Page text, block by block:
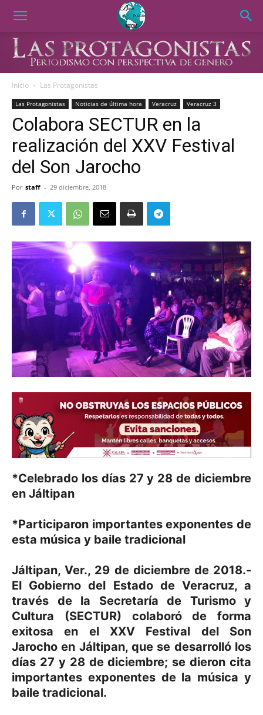
Inicio Las Protagonistas
Las Protagonistas Noticias de última hora Veracruz Veracruz 3
Colabora SECTUR en la
realización del XXV Festival
del Son Jarocho
Por staff - 29 diciembre, 2018
*Celebrado los días 27 y 28 de diciembre
en Jáltipan
*Participaron importantes exponentes de
esta música y baile tradicional
Jáltipan, Ver., 29 de diciembre de 2018.-
El Gobierno del Estado de Veracruz, a
través de la Secretaría de Turismo y
Cultura (SECTUR) colaboró de forma
exitosa en el XXV Festival del Son
Jarocho en Jáltipan, que se desarrolló los
días 27 y 28 de diciembre; se dieron cita
importantes exponentes de la música y
baile tradicional.